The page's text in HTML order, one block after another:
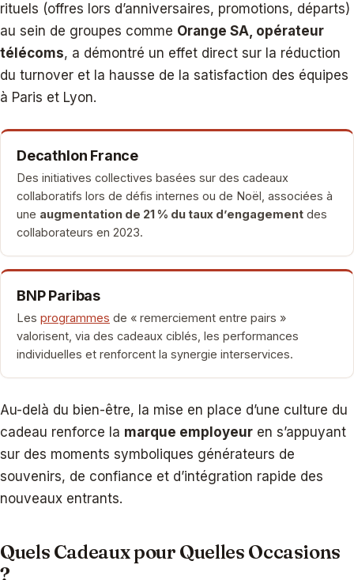
rituels (offres lors d’anniversaires, promotions, départs)
au sein de groupes comme Orange SA, opérateur
télécoms, a démontré un effet direct sur la réduction
du turnover et la hausse de la satisfaction des équipes
à Paris et Lyon.
Decathlon France
Des initiatives collectives basées sur des cadeaux
collaboratifs lors de défis internes ou de Noël, associées à
une augmentation de 21 % du taux d’engagement des
collaborateurs en 2023.
BNP Paribas
Les programmes de « remerciement entre pairs »
valorisent, via des cadeaux ciblés, les performances
individuelles et renforcent la synergie interservices.
Au-delà du bien-être, la mise en place d’une culture du
cadeau renforce la marque employeur en s’appuyant
sur des moments symboliques générateurs de
souvenirs, de confiance et d’intégration rapide des
nouveaux entrants.
Quels Cadeaux pour Quelles Occasions
?